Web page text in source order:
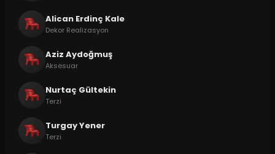
Alican Erdinç Kale
Dekor Realizasyon
Aziz Aydoğmuş
Aksesuar
Nurtaç Gültekin
Terzi
Turgay Yener
Terzi